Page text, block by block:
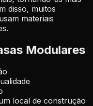
disso, muitos
materiais
Modulares
local de construção